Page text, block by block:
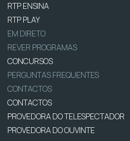
RTP ENSINA
RTP PLAY
EM DIRETO
REVER PROGRAMAS
CONCURSOS
PERGUNTAS FREQUENTES
CONTACTOS
CONTACTOS
PROVEDORA DO TELESPECTADOR
PROVEDORA DO OUVINTE